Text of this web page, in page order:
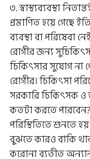
৩. স্বাস্থ্যব্যবস্থা
প্রমাণিত হয়ে গেছে
ব্যবস্থা বা পরিষেবা
রোগীর জন্য
চিকিৎসার সুযোগ না
রোগীর। চিকিৎসা
সরকারি চিকিৎসক ও
কতটা করতে
পরিস্থিতিতে শুনতে
বুঝতে কারও বাকি
করোনা ব্যতীত